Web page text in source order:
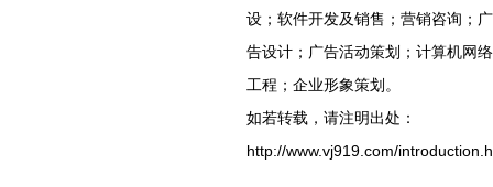
设；软件开发及销售；营销咨询；广
告设计；广告活动策划；计算机网络
工程；企业形象策划。
如若转载，请注明出处：
http://www.vj919.com/